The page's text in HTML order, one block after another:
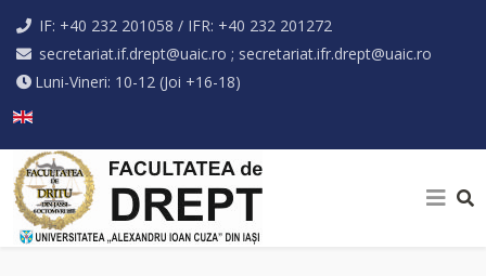
IF: +40 232 201058 / IFR: +40 232 201272
secretariat.if.drept@uaic.ro ; secretariat.ifr.drept@uaic.ro
Luni-Vineri: 10-12 (Joi +16-18)